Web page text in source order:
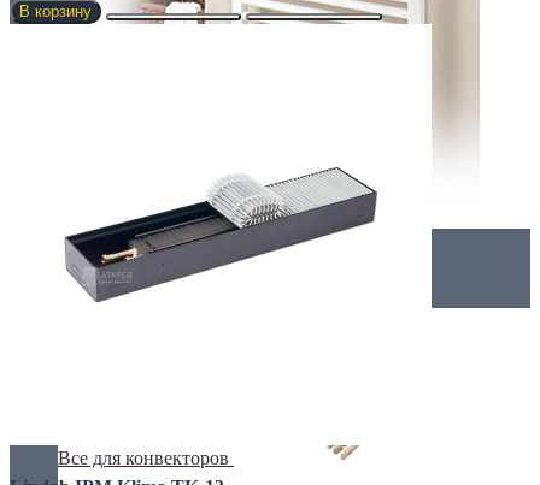
Комплектация
Все для конвекторов
В корзину